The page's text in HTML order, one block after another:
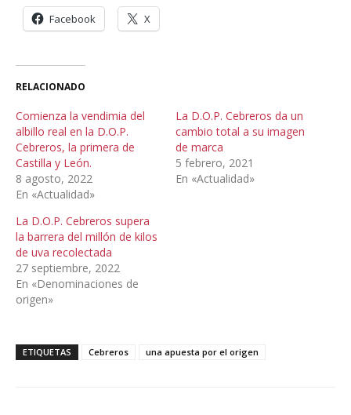
Facebook X
RELACIONADO
Comienza la vendimia del
albillo real en la D.O.P.
Cebreros, la primera de
Castilla y León.
8 agosto, 2022
En «Actualidad»
La D.O.P. Cebreros da un
cambio total a su imagen
de marca
5 febrero, 2021
En «Actualidad»
La D.O.P. Cebreros supera
la barrera del millón de kilos
de uva recolectada
27 septiembre, 2022
En «Denominaciones de
origen»
ETIQUETAS Cebreros una apuesta por el origen